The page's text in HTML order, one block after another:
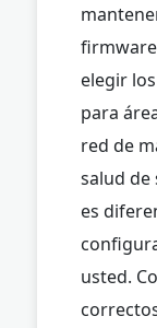
elegir
para
red de
salud de
es
usted.